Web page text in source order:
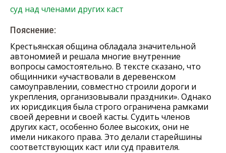
суд над членами других каст
Пояснение:
Крестьянская община обладала значительной
автономией и решала многие внутренние
вопросы самостоятельно. В тексте сказано, что
общинники «участвовали в деревенском
самоуправлении, совместно строили дороги и
укрепления, организовывали праздники». Однако
их юрисдикция была строго ограничена рамками
своей деревни и своей касты. Судить членов
других каст, особенно более высоких, они не
имели никакого права. Это делали старейшины
соответствующих каст или суд правителя.